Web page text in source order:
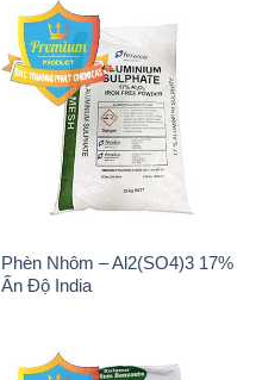
Phèn Nhôm – Al2(SO4)3 17%
Ấn Độ India